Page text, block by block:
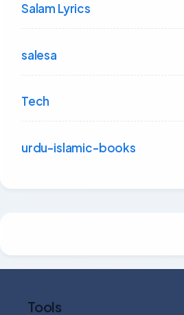
Salam Lyrics
salesa
Tech
urdu-islamic-books
Tools